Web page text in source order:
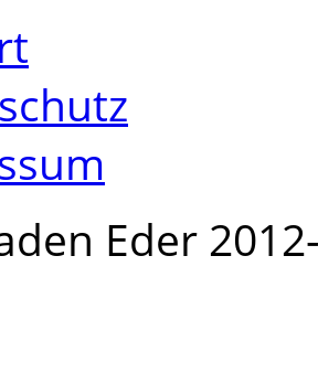
Eder